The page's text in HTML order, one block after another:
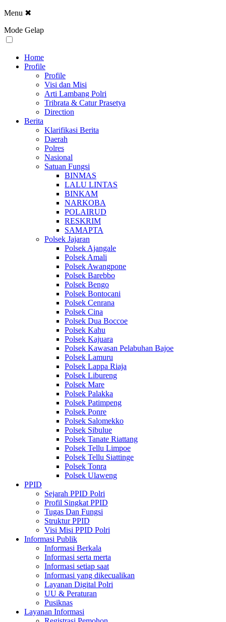
Menu ✖
Mode Gelap
Home
Profile
Profile
Visi dan Misi
Arti Lambang Polri
Tribrata & Catur Prasetya
Direction
Berita
Klarifikasi Berita
Daerah
Polres
Nasional
Satuan Fungsi
BINMAS
LALU LINTAS
BINKAM
NARKOBA
POLAIRUD
RESKRIM
SAMAPTA
Polsek Jajaran
Polsek Ajangale
Polsek Amali
Polsek Awangpone
Polsek Barebbo
Polsek Bengo
Polsek Bontocani
Polsek Cenrana
Polsek Cina
Polsek Dua Boccoe
Polsek Kahu
Polsek Kajuara
Polsek Kawasan Pelabuhan Bajoe
Polsek Lamuru
Polsek Lappa Riaja
Polsek Libureng
Polsek Mare
Polsek Palakka
Polsek Patimpeng
Polsek Ponre
Polsek Salomekko
Polsek Sibulue
Polsek Tanate Riattang
Polsek Tellu Limpoe
Polsek Tellu Siattinge
Polsek Tonra
Polsek Ulaweng
PPID
Sejarah PPID Polri
Profil Singkat PPID
Tugas Dan Fungsi
Struktur PPID
Visi Misi PPID Polri
Informasi Publik
Informasi Berkala
Informasi serta merta
Informasi setiap saat
Informasi yang dikecualikan
Layanan Digital Polri
UU & Peraturan
Pusiknas
Layanan Informasi